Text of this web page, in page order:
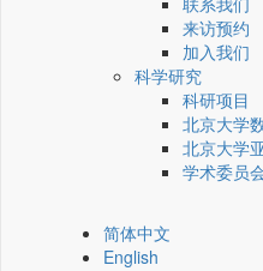
来访预约
加入我们
科学研究
科研项目
北京大学
北京大学
学术委员
简体中文
English